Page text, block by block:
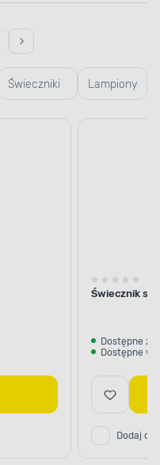
Świeczniki
szklane i
Lampiony
i latarenki
Świecznik
Dostępne z
Dostępne w
Dodaj do